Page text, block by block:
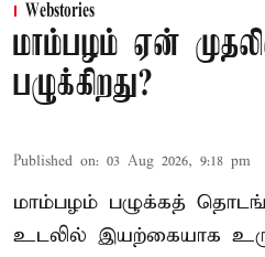
Webstories
மாம்பழம் ஏன்
பழுக்கிறது?
Published on: 03 Aug 2026, 9:18 pm
மாம்பழம் பழுக்கத்
உடலில் இயற்கையாக